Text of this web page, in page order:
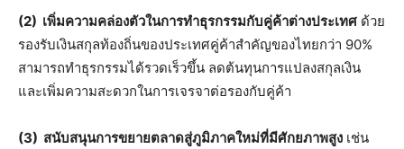
(2) เพิ่มความคล่องตัวในการทำธุรกรรมกับคู่ค้าต่างประเทศ ด้วย
รองรับเงินสกุลท้องถิ่นของประเทศคู่ค้าสำคัญของไทยกว่า 90%
สามารถทำธุรกรรมได้รวดเร็วขึ้น ลดต้นทุนการแปลงสกุลเงิน
และเพิ่มความสะดวกในการเจรจาต่อรองกับคู่ค้า
(3) สนับสนุนการขยายตลาดสู่ภูมิภาคใหม่ที่มีศักยภาพสูง เช่น